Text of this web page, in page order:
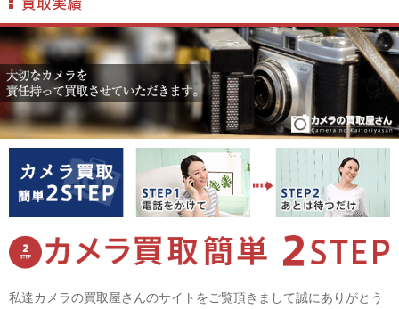
私達カメラの買取屋さんのサイトをご覧頂きまして誠にありがとう